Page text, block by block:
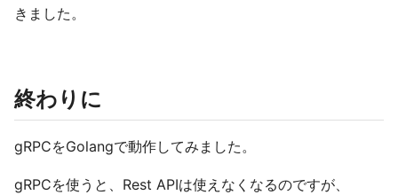
きました。
終わりに
gRPCをGolangで動作してみました。
gRPCを使うと、Rest APIは使えなくなるのですが、